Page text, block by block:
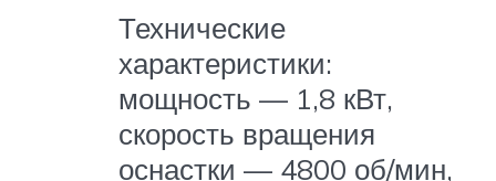
Технические
характеристики:
мощность — 1,8 кВт,
скорость вращения
оснастки — 4800 об/мин,